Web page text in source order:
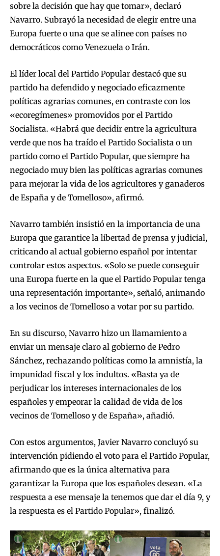
sobre la decisión que hay que tomar», declaró
Navarro. Subrayó la necesidad de elegir entre una
Europa fuerte o una que se alinee con países no
democráticos como Venezuela o Irán.
El líder local del Partido Popular destacó que su
partido ha defendido y negociado eficazmente
políticas agrarias comunes, en contraste con los
«ecoregímenes» promovidos por el Partido
Socialista. «Habrá que decidir entre la agricultura
verde que nos ha traído el Partido Socialista o un
partido como el Partido Popular, que siempre ha
negociado muy bien las políticas agrarias comunes
para mejorar la vida de los agricultores y ganaderos
de España y de Tomelloso», afirmó.
Navarro también insistió en la importancia de una
Europa que garantice la libertad de prensa y judicial,
criticando al actual gobierno español por intentar
controlar estos aspectos. «Solo se puede conseguir
una Europa fuerte en la que el Partido Popular tenga
una representación importante», señaló, animando
a los vecinos de Tomelloso a votar por su partido.
En su discurso, Navarro hizo un llamamiento a
enviar un mensaje claro al gobierno de Pedro
Sánchez, rechazando políticas como la amnistía, la
impunidad fiscal y los indultos. «Basta ya de
perjudicar los intereses internacionales de los
españoles y empeorar la calidad de vida de los
vecinos de Tomelloso y de España», añadió.
Con estos argumentos, Javier Navarro concluyó su
intervención pidiendo el voto para el Partido Popular,
afirmando que es la única alternativa para
garantizar la Europa que los españoles desean. «La
respuesta a ese mensaje la tenemos que dar el día 9, y
la respuesta es el Partido Popular», finalizó.